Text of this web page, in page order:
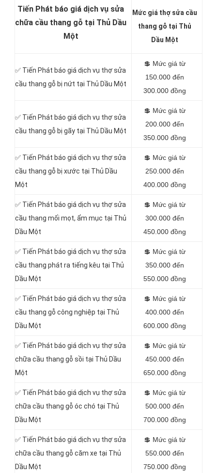
Tiến Phát báo giá dịch vụ sửa
chữa cầu thang gỗ tại Thủ Dầu
Một
Mức giá thợ sửa cầu
thang gỗ tại Thủ
Dầu Một
✅ Tiến Phát báo giá dịch vụ thợ sửa
cầu thang gỗ bị nứt tại Thủ Dầu Một
💲 Mức giá từ
150.000 đến
300.000 đồng
✅ Tiến Phát báo giá dịch vụ thợ sửa
cầu thang gỗ bị gãy tại Thủ Dầu Một
💲 Mức giá từ
200.000 đến
350.000 đồng
✅ Tiến Phát báo giá dịch vụ thợ sửa
cầu thang gỗ bị xước tại Thủ Dầu
Một
💲 Mức giá từ
250.000 đến
400.000 đồng
✅ Tiến Phát báo giá dịch vụ thợ sửa
cầu thang mối mọt, ẩm mục tại Thủ
Dầu Một
💲 Mức giá từ
300.000 đến
450.000 đồng
✅ Tiến Phát báo giá dịch vụ thợ sửa
cầu thang phát ra tiếng kêu tại Thủ
Dầu Một
💲 Mức giá từ
350.000 đến
550.000 đồng
✅ Tiến Phát báo giá dịch vụ thợ sửa
cầu thang gỗ công nghiệp tại Thủ
Dầu Một
💲 Mức giá từ
400.000 đến
600.000 đồng
✅ Tiến Phát báo giá dịch vụ thợ sửa
chữa cầu thang gỗ sồi tại Thủ Dầu
Một
💲 Mức giá từ
450.000 đến
650.000 đồng
✅ Tiến Phát báo giá dịch vụ thợ sửa
chữa cầu thang gỗ óc chó tại Thủ
Dầu Một
💲 Mức giá từ
500.000 đến
700.000 đồng
✅ Tiến Phát báo giá dịch vụ thợ sửa
chữa cầu thang gỗ căm xe tại Thủ
Dầu Một
💲 Mức giá từ
550.000 đến
750.000 đồng